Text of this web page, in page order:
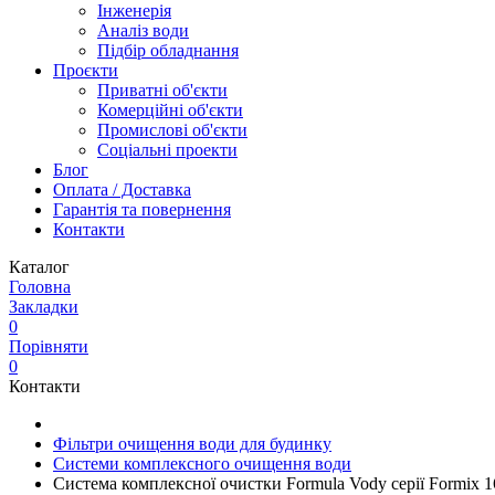
Інженерія
Аналіз води
Підбір обладнання
Проєкти
Приватні об'єкти
Комерційні об'єкти
Промислові об'єкти
Соціальні проекти
Блог
Оплата / Доставка
Гарантія та повернення
Контакти
Каталог
Головна
Закладки
0
Порівняти
0
Контакти
Фільтри очищення води для будинку
Системи комплексного очищення води
Система комплексної очистки Formula Vody серії Formix